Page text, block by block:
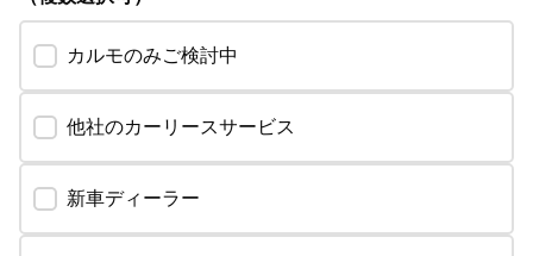
カルモのみご検討中
他社のカーリースサービス
新車ディーラー